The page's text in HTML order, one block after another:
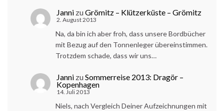
Janni zuGrömitz – Klützerküste – Grömitz
2. August 2013
Na, da bin ich aber froh, dass unsere Bordbücher
mit Bezug auf den Tonnenleger übereinstimmen.
Trotzdem schade, dass wir uns…
Janni zuSommerreise 2013: Dragör –
Kopenhagen
14. Juli 2013
Niels, nach Vergleich Deiner Aufzeichnungen mit